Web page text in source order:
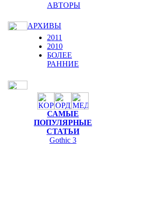
АВТОРЫ
АРХИВЫ
2011
2010
БОЛЕЕ
РАННИЕ
САМЫЕ
ПОПУЛЯРНЫЕ
СТАТЬИ
Gothic 3